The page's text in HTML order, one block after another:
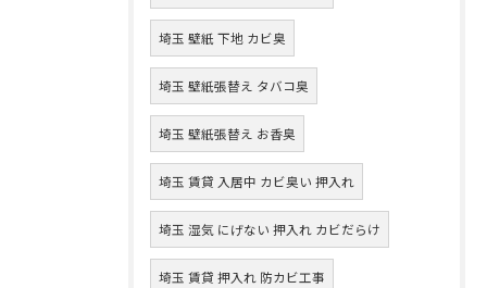
埼玉 壁紙 下地 カビ臭
埼玉 壁紙張替え タバコ臭
埼玉 壁紙張替え お香臭
埼玉 賃貸 入居中 カビ臭い 押入れ
埼玉 湿気 にげない 押入れ カビだらけ
埼玉 賃貸 押入れ 防カビ工事